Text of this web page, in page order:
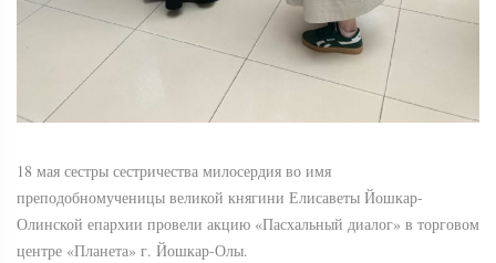
18 мая сестры сестричества милосердия во имя
преподобномученицы великой княгини Елисаветы Йошкар-
Олинской епархии провели акцию «Пасхальный диалог» в торговом
центре «Планета» г. Йошкар-Олы.